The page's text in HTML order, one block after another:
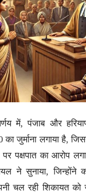
में, पंजाब और
का जुर्माना लगाया है,
पर पक्षपात का आरोप
ने सुनाया, जिन्होंने
चल रही शिकायत